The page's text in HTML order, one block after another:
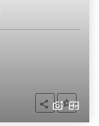
Condividi